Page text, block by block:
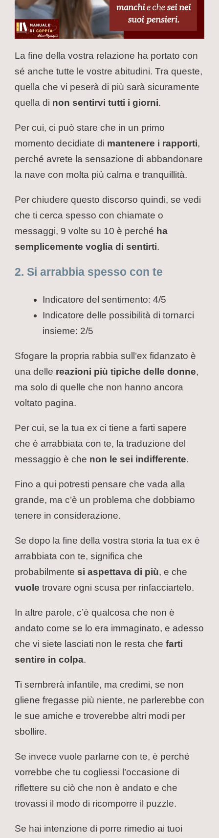
La fine della vostra relazione ha portato con
sé anche tutte le vostre abitudini. Tra queste,
quella che vi peserà di più sarà sicuramente
quella di non sentirvi tutti i giorni.
Per cui, ci può stare che in un primo
momento decidiate di mantenere i rapporti,
perché avrete la sensazione di abbandonare
la nave con molta più calma e tranquillità.
Per chiudere questo discorso quindi, se vedi
che ti cerca spesso con chiamate o
messaggi, 9 volte su 10 è perché ha
semplicemente voglia di sentirti.
2. Si arrabbia spesso con te
Indicatore del sentimento: 4/5
Indicatore delle possibilità di tornarci
insieme: 2/5
Sfogare la propria rabbia sull’ex fidanzato è
una delle reazioni più tipiche delle donne,
ma solo di quelle che non hanno ancora
voltato pagina.
Per cui, se la tua ex ci tiene a farti sapere
che è arrabbiata con te, la traduzione del
messaggio è che non le sei indifferente.
Fino a qui potresti pensare che vada alla
grande, ma c’è un problema che dobbiamo
tenere in considerazione.
Se dopo la fine della vostra storia la tua ex è
arrabbiata con te, significa che
probabilmente si aspettava di più, e che
vuole trovare ogni scusa per rinfacciartelo.
In altre parole, c’è qualcosa che non è
andato come se lo era immaginato, e adesso
che vi siete lasciati non le resta che farti
sentire in colpa.
Ti sembrerà infantile, ma credimi, se non
gliene fregasse più niente, ne parlerebbe con
le sue amiche e troverebbe altri modi per
sbollire.
Se invece vuole parlarne con te, è perché
vorrebbe che tu cogliessi l’occasione di
riflettere su ciò che non è andato e che
trovassi il modo di ricomporre il puzzle.
Se hai intenzione di porre rimedio ai tuoi